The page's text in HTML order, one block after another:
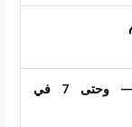
3 إلى 5 أيام — وحتى 7 في